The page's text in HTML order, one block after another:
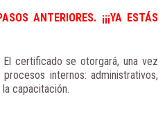
ANTERIORES. ¡¡¡YA ESTÁS
El certificado se otorgará, una vez
internos: administrativos,
capacitación.